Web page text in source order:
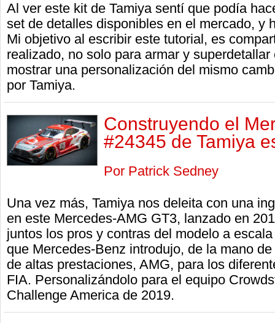
Al ver este kit de Tamiya sentí que podía
set de detalles disponibles en el mercado, y
Mi objetivo al escribir este tutorial, es
realizado, no solo para armar y
mostrar una personalización del mismo
por Tamiya.
Construyendo el
#24345 de Tamiya
Por Patrick Sedney
Una vez más, Tamiya nos deleita con una
en este Mercedes-AMG GT3, lanzado en
juntos los pros y contras del modelo a
que Mercedes-Benz introdujo, de la mano
de altas prestaciones, AMG, para los
FIA. Personalizándolo para el equipo
Challenge America de 2019.